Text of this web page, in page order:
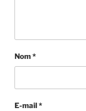
Nom*
E-mail *